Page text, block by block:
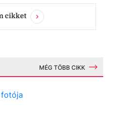
cikket
MÉG TÖBB CIKK